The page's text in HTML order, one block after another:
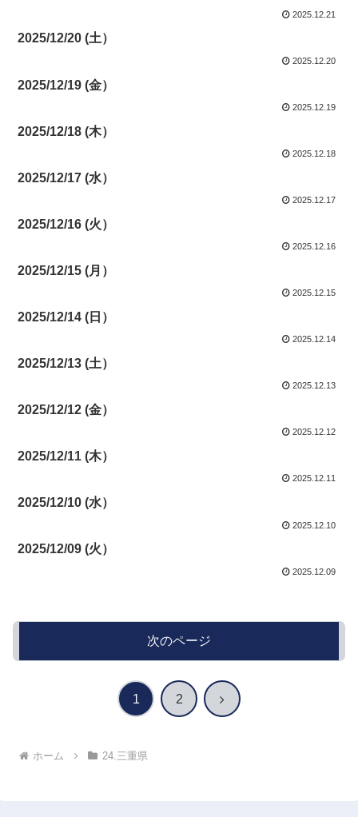
2025.12.21
2025/12/20 (土）
2025.12.20
2025/12/19 (金）
2025.12.19
2025/12/18 (木）
2025.12.18
2025/12/17 (水）
2025.12.17
2025/12/16 (火）
2025.12.16
2025/12/15 (月）
2025.12.15
2025/12/14 (日）
2025.12.14
2025/12/13 (土）
2025.12.13
2025/12/12 (金）
2025.12.12
2025/12/11 (木）
2025.12.11
2025/12/10 (水）
2025.12.10
2025/12/09 (火）
2025.12.09
次のページ
1 2 次
ホーム 24.三重県